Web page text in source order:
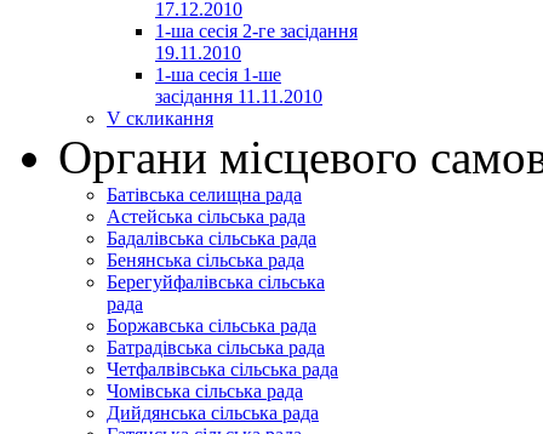
17.12.2010
1-ша сесія 2-ге засідання
19.11.2010
1-ша сесія 1-ше
засідання 11.11.2010
V скликання
Органи місцевого
Батівська селищна рада
Астейська сільська рада
Бадалівська сільська рада
Бенянська сільська рада
Берегуйфалівська сільська
рада
Боржавська сільська рада
Батрадівська сільська рада
Четфалвівська сільська рада
Чомівська сільська рада
Дийдянська сільська рада